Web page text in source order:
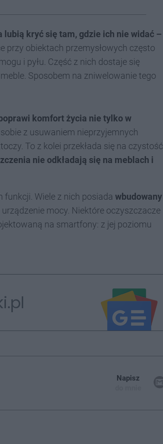
lubią kryć się tam, gdzie ich nie widać –
przy obiektach przemysłowych często
i pyłu. Część z nich dostaje się
Sposobem na zniwelowanie tego
komfort życia nie tylko w
z usuwaniem nieprzyjemnych
To z kolei przekłada się na czystość
nie odkładają się na meblach i
Wiele z nich posiada wbudowany
urządzenie mocy. Niektóre oczyszczacze
na smartfony: z jej poziomu
Napisz